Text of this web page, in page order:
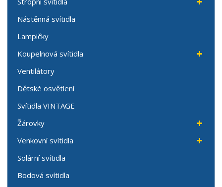
Nástěnná svítidla
Lampičky
Koupelnová svítidla
Ventilátory
Dětské osvětlení
Svítidla VINTAGE
Žárovky
Venkovní svítidla
Solární svítidla
Bodová svítidla